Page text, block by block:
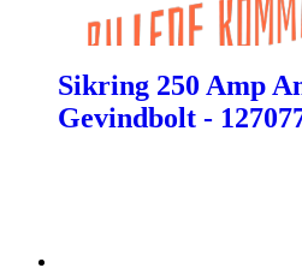
Sikring 250 Amp
Gevindbolt -